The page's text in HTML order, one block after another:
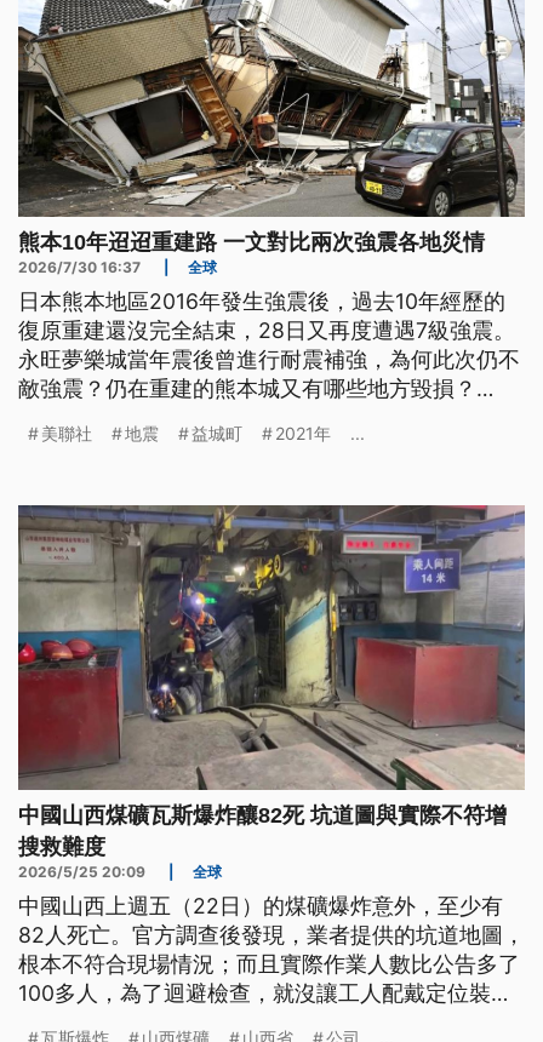
熊本10年迢迢重建路 一文對比兩次強震各地災情
2026/7/30 16:37 全球
日本熊本地區2016年發生強震後，過去10年經歷的
復原重建還沒完全結束，28日又再度遭遇7級強震。
永旺夢樂城當年震後曾進行耐震補強，為何此次仍不
敵強震？仍在重建的熊本城又有哪些地方毀損？
何？
美聯社 地震 益城町 2021年 ...
中國山西煤礦瓦斯爆炸釀82死 坑道圖與實際不符增
搜救難度
2026/5/25 20:09 全球
中國山西上週五（22日）的煤礦爆炸意外，至少有
82人死亡。官方調查後發現，業者提供的坑道地圖，
根本不符合現場情況；而且實際作業人數比公告多了
100多人，為了迴避檢查，就沒讓工人配戴定位裝